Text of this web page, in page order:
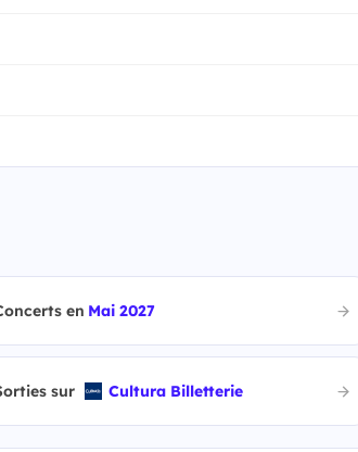
en Mai 2027
sur Cultura Billetterie